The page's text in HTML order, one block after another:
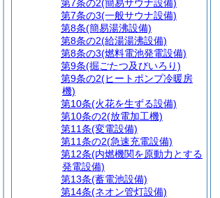
第7条の2(簡易サウナ設備)
第7条の3(一般サウナ設備)
第8条(簡易湯沸設備)
第8条の2(給湯湯沸設備)
第8条の3(燃料電池発電設備)
第9条(掘ごたつ及びいろり)
第9条の2(ヒートポンプ冷暖房
機)
第10条(火花を生ずる設備)
第10条の2(放電加工機)
第11条(変電設備)
第11条の2(急速充電設備)
第12条(内燃機関を原動力とする
発電設備)
第13条(蓄電池設備)
第14条(ネオン管灯設備)